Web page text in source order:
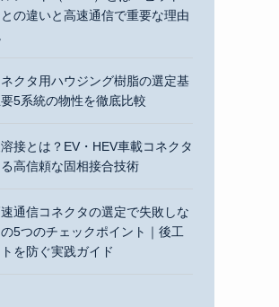
の違いと高速通信で重要な理由
クタ用ハウジング樹脂の選定基
5系統の物性を徹底比較
接とは？EV・HEV車載コネクタ
高信頼な固相接合技術
通信コネクタの選定で失敗しな
5つのチェックポイント｜後工
を防ぐ実践ガイド